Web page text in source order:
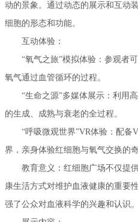
动的景象。通过动态的展示和互动
细胞的形态和功能。
互动体验：
“氧气之旅”模拟体验：参观者
氧气通过血管循环的过程。
“生命之源”多媒体展示：利用
的生成、成熟与衰老的全过程。
“呼吸微观世界”VR体验：配备
界，亲身体验红细胞与氧气交换的奇
教育意义：红细胞广场不仅提
康生活方式对维护血液健康的重要
强了公众对血液科学的兴趣和认识。